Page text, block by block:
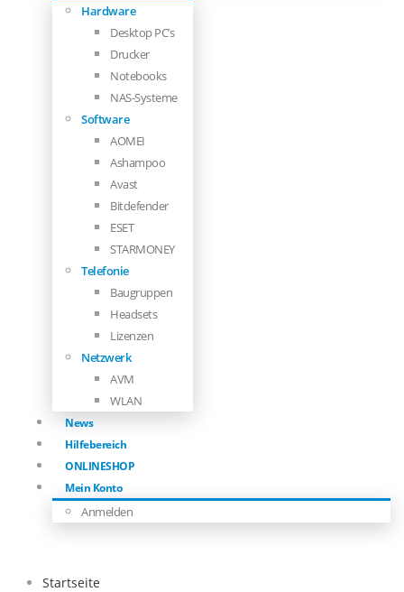
Hardware
Desktop PC’s
Drucker
Notebooks
NAS-Systeme
Software
AOMEI
Ashampoo
Avast
Bitdefender
ESET
STARMONEY
Telefonie
Baugruppen
Headsets
Lizenzen
Netzwerk
AVM
WLAN
News
Hilfebereich
ONLINESHOP
Mein Konto
Anmelden
Startseite